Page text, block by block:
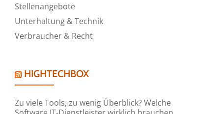
Stellenangebote
Unterhaltung & Technik
Verbraucher & Recht
HIGHTECHBOX
Zu viele Tools, zu wenig Überblick? Welche